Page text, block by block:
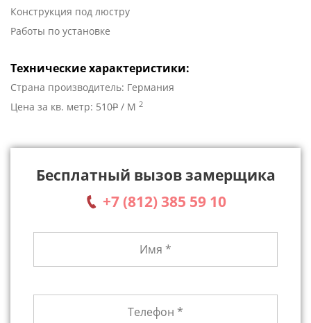
Конструкция под люстру
Работы по установке
Технические характеристики:
Страна производитель: Германия
Цена за кв. метр: 510P / М 2
Бесплатный вызов замерщика
+7 (812) 385 59 10